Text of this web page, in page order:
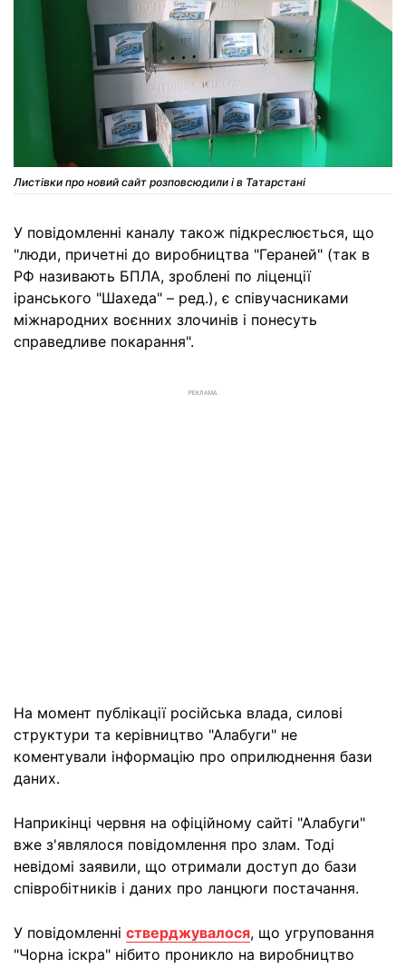
Листівки про новий сайт розповсюдили і в Татарстані
У повідомленні каналу також підкреслюється, що
"люди, причетні до виробництва "Гераней" (так в
РФ називають БПЛА, зроблені по ліценції
іранського "Шахеда" – ред.), є співучасниками
міжнародних воєнних злочинів і понесуть
справедливе покарання".
РЕКЛАМА
На момент публікації російська влада, силові
структури та керівництво "Алабуги" не
коментували інформацію про оприлюднення бази
даних.
Наприкінці червня на офіційному сайті "Алабуги"
вже з'являлося повідомлення про злам. Тоді
невідомі заявили, що отримали доступ до бази
співробітників і даних про ланцюги постачання.
У повідомленні стверджувалося, що угруповання
"Чорна іскра" нібито проникло на виробництво